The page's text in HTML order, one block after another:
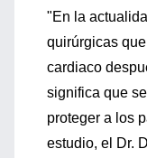
"En la
quirúrgicas
cardiaco
significa que
proteger a los
estudio, el Dr.